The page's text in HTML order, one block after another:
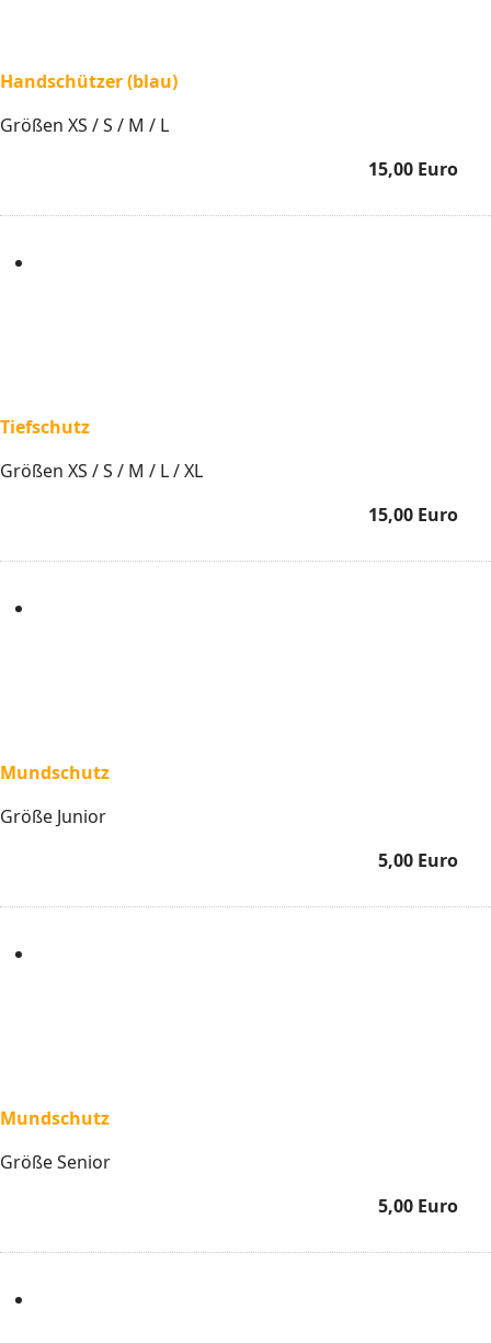
Handschützer (blau)
Größen XS / S / M / L
15,00 Euro
Tiefschutz
Größen XS / S / M / L / XL
15,00 Euro
Mundschutz
Größe Junior
5,00 Euro
Mundschutz
Größe Senior
5,00 Euro